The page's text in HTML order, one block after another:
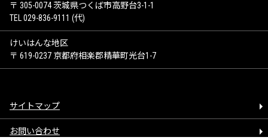
〒 305-0074 茨城県つくば市高野台3-1-1
TEL 029-836-9111 (代)
けいはんな地区
〒 619-0237 京都府相楽郡精華町光台1-7
サイトマップ
お問い合わせ